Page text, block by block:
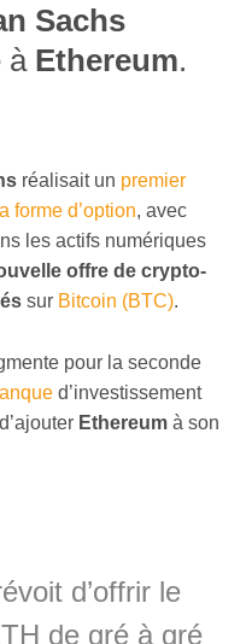
Sachs
à Ethereum.
réalisait un premier
forme d’option, avec
les actifs numériques
offre de crypto-
sur Bitcoin (BTC).
pour la seconde
d’investissement
Ethereum à son
d’offrir le
de gré à gré